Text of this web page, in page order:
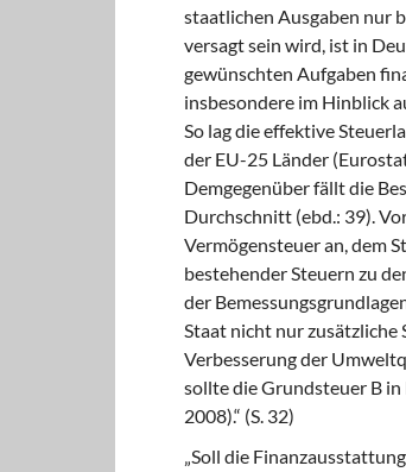
staatlichen Ausgaben nur
versagt sein wird, ist in
gewünschten Aufgaben
insbesondere im Hinblick
So lag die effektive
der EU-25 Länder
Demgegenüber fällt die
Durchschnitt (ebd.: 39).
Vermögensteuer an, dem
bestehender Steuern zu
der
Staat nicht nur zusätzliche
Verbesserung der
sollte die Grundsteuer B
2008).“ (S. 32)
„Soll die